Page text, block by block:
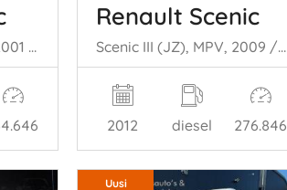
Trafic New (JL), Bus, 2001 / 2015 1.9 dCi 100 16V
Renault Scenic
Scenic III (JZ), MPV, 2009 / 2016 1.6 Energy dCi 130
2012 diesel 276.846
Uusi